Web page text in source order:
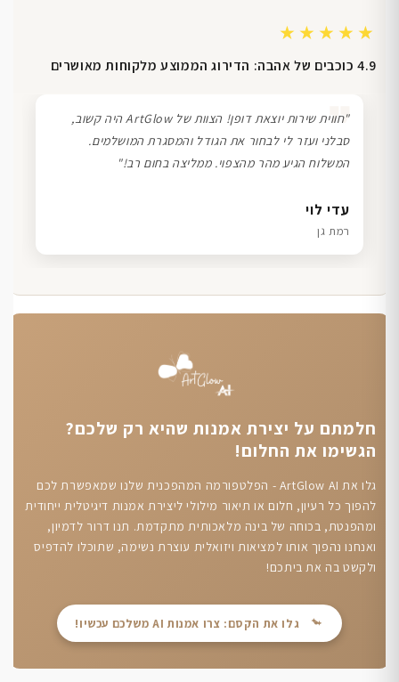
★★★★★
4.9 כוכבים של אהבה: הדירוג הממוצע מלקוחות מאושרים
שרון כהן
תל אביב
❞
"חווית שירות יוצאת דופן! הצוות של ArtGlow היה קשוב,
סבלני ועזר לי לבחור את הגודל והמסגרת המושלמים.
המשלוח הגיע מהר מהצפוי. ממליצה בחום רב!"
עדי לוי
רמת גן
דנה גל
חיפה
ליאת ויוסי מ.
הוד השרון
חלמתם על יצירת אמנות שהיא רק שלכם?
הגשימו את החלום!
גלו את ArtGlow AI - הפלטפורמה המהפכנית שלנו שמאפשרת לכם
להפוך כל רעיון, חלום או תיאור מילולי ליצירת אמנות דיגיטלית ייחודית
ומהפנטת, בכוחה של בינה מלאכותית מתקדמת. תנו דרור לדמיון,
ואנחנו נהפוך אותו למציאות ויזואלית עוצרת נשימה, שתוכלו להדפיס
ולקשט בה את ביתכם!
גלו את הקסם: צרו אמנות AI משלכם עכשיו!